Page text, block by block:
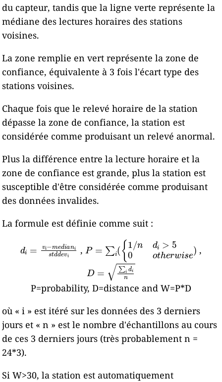
du capteur, tandis que la ligne verte représente la
médiane des lectures horaires des stations
voisines.
La zone remplie en vert représente la zone de
confiance, équivalente à 3 fois l'écart type des
stations voisines.
Chaque fois que le relevé horaire de la station
dépasse la zone de confiance, la station est
considérée comme produisant un relevé anormal.
Plus la différence entre la lecture horaire et la
zone de confiance est grande, plus la station est
susceptible d'être considérée comme produisant
des données invalides.
La formule est définie comme suit :
d i−media st ev
, P= i({1 / nd i>5 ot he r e ,
D= din
P=probability, D=distance and W=P*D
où « i » est itéré sur les données des 3 derniers
jours et « n » est le nombre d'échantillons au cours
de ces 3 derniers jours (très probablement n =
24*3).
Si W>30, la station est automatiquement